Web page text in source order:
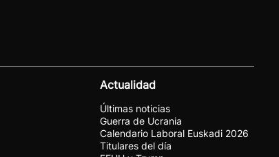
Actualidad
Últimas noticias
Guerra de Ucrania
Calendario Laboral Euskadi 2026
Titulares del día